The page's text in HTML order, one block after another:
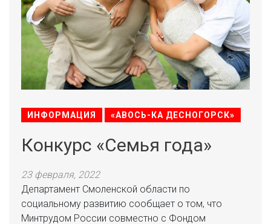
ИНФОРМАЦИЯ «АВОСЬ-КА ДЕСНОГОРСК»
Конкурс «Семья года»
23 февраля, 2022
Департамент Смоленской области по
социальному развитию сообщает о том, что
Минтрудом России совместно с Фондом